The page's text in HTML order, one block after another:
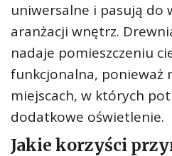
uniwersalne i pasują do
aranżacji wnętrz.
nadaje pomieszczeniu
funkcjonalna, ponieważ
miejscach, w których
dodatkowe oświetlenie.
Jakie korzyści